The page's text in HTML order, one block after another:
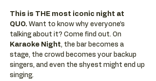
This is THE most iconic night at
QUO. Want to know why everyone’s
talking about it? Come find out. On
Karaoke Night, the bar becomes a
stage, the crowd becomes your backup
singers, and even the shyest might end up
singing.